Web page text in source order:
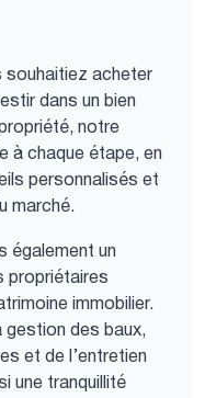
souhaitiez acheter
dans un bien
notre
à chaque étape, en
personnalisés et
marché.
également un
propriétaires
immobilier.
des baux,
et de l’entretien
une tranquillité